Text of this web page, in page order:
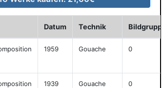
Datum Technik Bildgruppe
1959 Gouache 0
1939 Gouache 0